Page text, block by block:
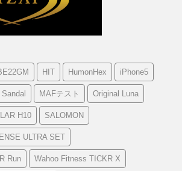
HIT HumonHex iPhone5
Sandal MAFテスト Original Luna
H10 SALOMON
ULTRA SET
Run Wahoo Fitness TICKR X